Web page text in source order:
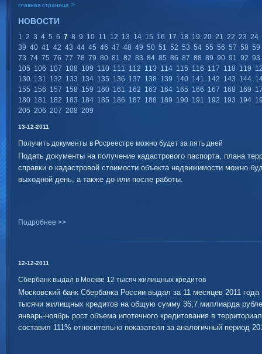
главная страница >
НОВОСТИ
1 2 3 4 5 6 7 8 9 10 11 12 13 14 15 16 17 18 19 20 21 22 23 24
39 40 41 42 43 44 45 46 47 48 49 50 51 52 53 54 55 56 57 58 59
73 74 75 76 77 78 79 80 81 82 83 84 85 86 87 88 89 90 91 92 93
105 106 107 108 109 110 111 112 113 114 115 116 117 118 119
130 131 132 133 134 135 136 137 138 139 140 141 142 143 144
155 156 157 158 159 160 161 162 163 164 165 166 167 168 169
180 181 182 183 184 185 186 187 188 189 190 191 192 193 194
205 206 207 208 209
13-12-2011
Получить документы в Росреестре можно будет за пять дней
Подать документы на получение кадастрового паспорта, плана
справки о кадастровой стоимости объекта недвижимости можно
выходной день, а также до или после работы.
Подробнее >>
12-12-2011
Сбербанк выдал в Москве 12 тысяч жилищных кредитов
Московский банк Сбербанка России выдал за 11 месяцев 2011 года
тысячи жилищных кредитов на общую сумму 36,7 миллиарда
январь-ноябрь рост объема ипотечного кредитования в
составил 111% относительно показателя за аналогичный период